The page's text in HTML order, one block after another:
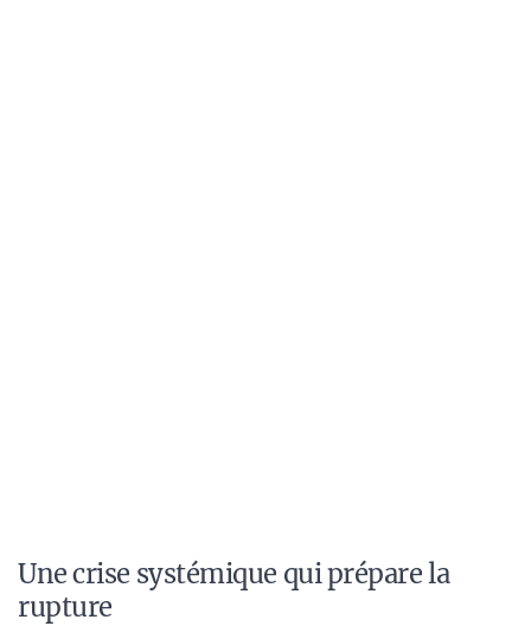
Une crise systémique qui prépare la
rupture